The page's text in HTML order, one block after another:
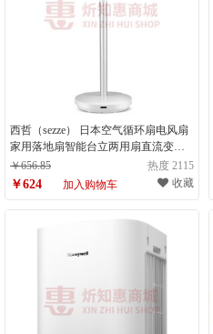
西哲（sezze） 日本空气循环扇电风扇
家用落地扇智能台立两用扇直流变频
定时桌面扇遥控节能对流换气扇 Y-
286W（白色）（计量单位：件）
￥656.85 热度 2115
￥624 加入购物车 收藏